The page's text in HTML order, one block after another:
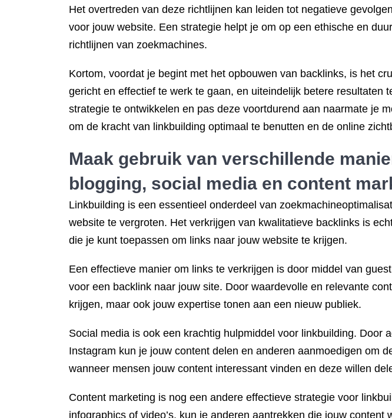
Het overtreden van deze richtlijnen kan leiden tot negatieve
voor jouw website. Een strategie helpt je om op een ethische en
richtlijnen van zoekmachines.
Kortom, voordat je begint met het opbouwen van backlinks, is het
gericht en effectief te werk te gaan, en uiteindelijk betere
strategie te ontwikkelen en pas deze voortdurend aan naarmate je
om de kracht van linkbuilding optimaal te benutten en de online
Maak gebruik van verschillende
blogging, social media en content
Linkbuilding is een essentieel onderdeel van
website te vergroten. Het verkrijgen van kwalitatieve backlinks is
die je kunt toepassen om links naar jouw website te krijgen.
Een effectieve manier om links te verkrijgen is door middel van
voor een backlink naar jouw site. Door waardevolle en relevante
krijgen, maar ook jouw expertise tonen aan een nieuw publiek.
Social media is ook een krachtig hulpmiddel voor linkbuilding. Door
Instagram kun je jouw content delen en anderen aanmoedigen om
wanneer mensen jouw content interessant vinden en deze willen
Content marketing is nog een andere effectieve strategie voor
infographics of video’s, kun je anderen aantrekken die jouw